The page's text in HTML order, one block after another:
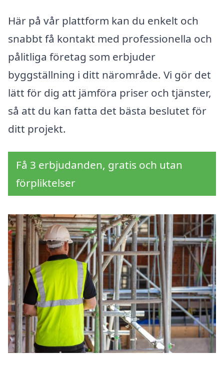
Här på vår plattform kan du enkelt och
snabbt få kontakt med professionella och
pålitliga företag som erbjuder
byggställning i ditt närområde. Vi gör det
lätt för dig att jämföra priser och tjänster,
så att du kan fatta det bästa beslutet för
ditt projekt.
Få 3 erbjudanden, gratis och utan
förpliktelser